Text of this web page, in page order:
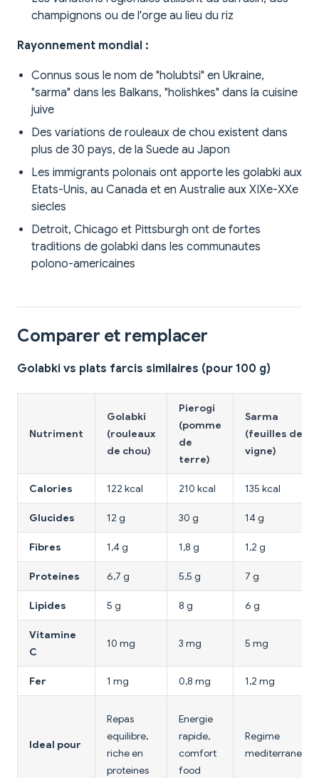
champignons ou de l'orge au lieu du riz
Rayonnement mondial :
Connus sous le nom de "holubtsi" en Ukraine,
"sarma" dans les Balkans, "holishkes" dans la cuisine
juive
Des variations de rouleaux de chou existent dans
plus de 30 pays, de la Suede au Japon
Les immigrants polonais ont apporte les golabki aux
Etats-Unis, au Canada et en Australie aux XIXe-XXe
siecles
Detroit, Chicago et Pittsburgh ont de fortes
traditions de golabki dans les communautes
polono-americaines
Comparer et remplacer
Golabki vs plats farcis similaires (pour 100 g)
Nutriment
Golabki
(rouleaux
de chou)
Pierogi
(pomme
de
terre)
Sarma
(feuilles de
vigne)
Calories 122 kcal 210 kcal 135 kcal
Glucides 12 g 30 g 14 g
Fibres 1,4 g 1,8 g 1,2 g
Proteines 6,7 g 5,5 g 7 g
Lipides 5 g 8 g 6 g
Vitamine
C
10 mg 3 mg 5 mg
Fer 1 mg 0,8 mg 1,2 mg
Ideal pour
Repas
equilibre,
riche en
proteines
Energie
rapide,
comfort
food
Regime
mediterraneen